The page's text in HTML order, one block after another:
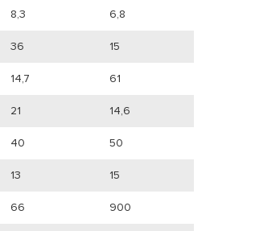
8,3 6,8
36 15
14,7 61
21 14,6
40 50
13 15
66 900